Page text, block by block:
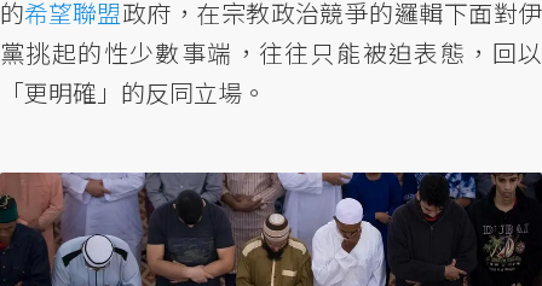
的希望聯盟政府，在宗教政治競爭的邏輯下面對伊
黨挑起的性少數事端，往往只能被迫表態，回以
「更明確」的反同立場。